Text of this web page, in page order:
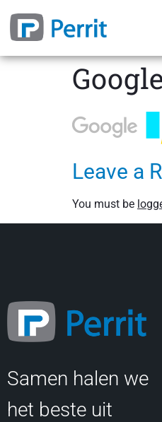
Leave a
You must be
Samen halen we
het beste uit